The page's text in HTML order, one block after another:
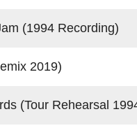
Recording)
2019)
Rehearsal